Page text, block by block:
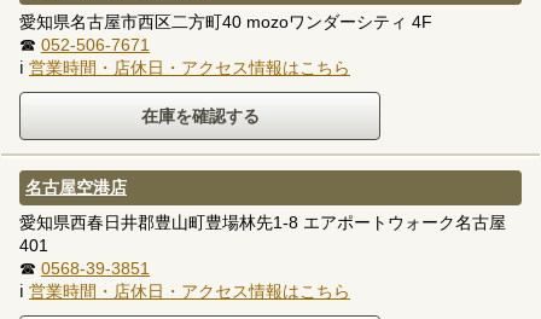
愛知県名古屋市西区二方町40 mozoワンダーシティ 4F
☎ 052-506-7671
ℹ 営業時間・店休日・アクセス情報はこちら
名古屋空港店
愛知県西春日井郡豊山町豊場林先1-8 エアポートウォーク名古屋
401
☎ 0568-39-3851
ℹ 営業時間・店休日・アクセス情報はこちら